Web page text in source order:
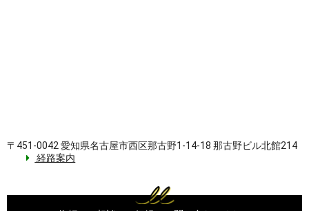
〒451-0042 愛知県名古屋市西区那古野1-14-18 那古野ビル北館214
経路案内